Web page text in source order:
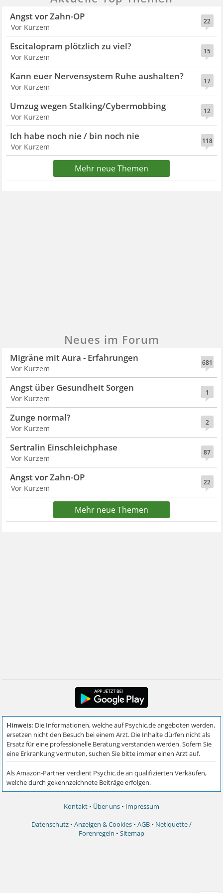
22
Angst vor Zahn-OP
Vor Kurzem
15
Escitalopram plötzlich zu viel?
Vor Kurzem
17
Kann euer Nervensystem Ruhe aushalten?
Vor Kurzem
12
Umzug wegen Stalking/Cybermobbing
Vor Kurzem
118
Ich habe noch nie / bin noch nie
Vor Kurzem
Mehr neue Themen
Neues im Forum
681
Migräne mit Aura - Erfahrungen
Vor Kurzem
1
Angst über Gesundheit Sorgen
Vor Kurzem
2
Zunge normal?
Vor Kurzem
87
Sertralin Einschleichphase
Vor Kurzem
22
Angst vor Zahn-OP
Vor Kurzem
Mehr neue Themen
Kontakt • Über uns • Impressum
Datenschutz • Anzeigen & Cookies • AGB • Netiquette /
Forenregeln • Sitemap